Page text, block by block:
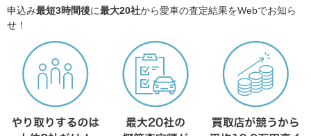
申込み最短3時間後に最大20社から愛車の査定結果をWebでお知ら
せ！